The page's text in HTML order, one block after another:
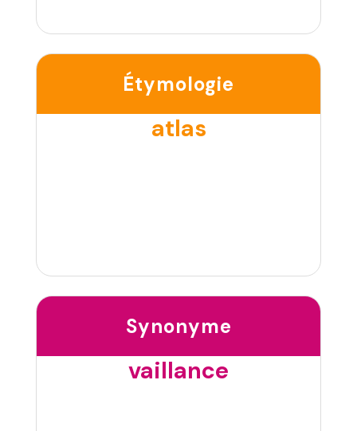
Étymologie
atlas
Synonyme
vaillance